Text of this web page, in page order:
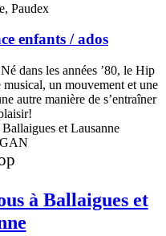
Paudex
enfants / ados
dans les années ’80, le Hip
un mouvement et une
autre manière de s’entraîner
à Ballaigues et